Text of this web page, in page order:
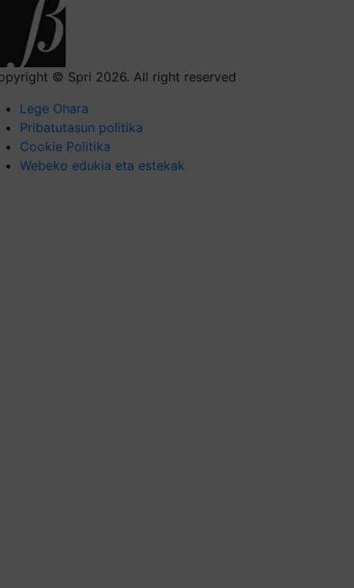
© Spri 2026. All right reserved
Lege Ohara
Pribatutasun politika
Cookie Politika
Webeko edukia eta estekak